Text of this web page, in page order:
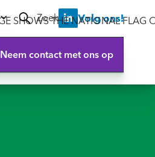
Zoek  Volg ons!
Neem contact met ons op